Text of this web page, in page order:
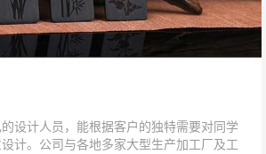
设计人员，能根据客户的独特需要对同学
计。公司与各地多家大型生产加工厂及工